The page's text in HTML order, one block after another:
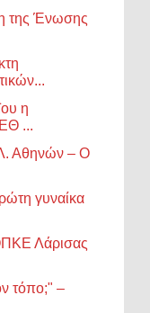
της Ένωσης
η
...
Αθηνών – Ο
γυναίκα
Λάρισας
τόπο;" –